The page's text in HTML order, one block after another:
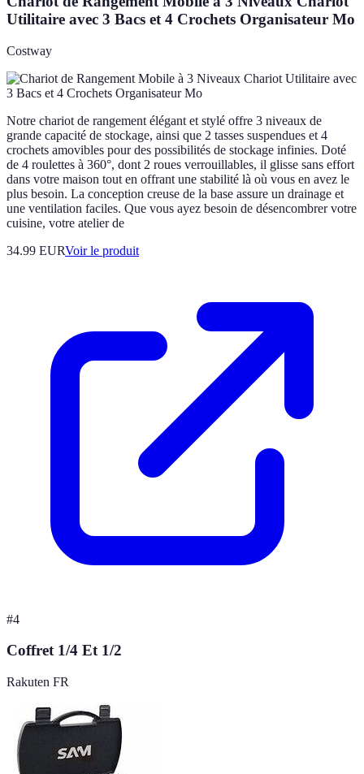
Utilitaire avec 3 Bacs et 4 Crochets Organisateur Mo
Costway
Notre chariot de rangement élégant et stylé offre 3 niveaux de
grande capacité de stockage, ainsi que 2 tasses suspendues et 4
crochets amovibles pour des possibilités de stockage infinies. Doté
de 4 roulettes à 360°, dont 2 roues verrouillables, il glisse sans effort
dans votre maison tout en offrant une stabilité là où vous en avez le
plus besoin. La conception creuse de la base assure un drainage et
une ventilation faciles. Que vous ayez besoin de désencombrer votre
cuisine, votre atelier de
34.99 EURVoir le produit
#4
Coffret 1/4 Et 1/2
Rakuten FR